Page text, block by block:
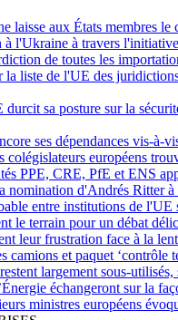
laisse aux États membres
à l'Ukraine à travers l'initiative
de toutes les
la liste de l'UE des
durcit sa posture sur la
ses dépendances vis-à-
colégislateurs européens
PPE, CRE, PfE et ENS
nomination d'Andrés Ritter à
entre institutions de l'UE
le terrain pour un débat
leur frustration face à la
camions et paquet ‘contrôle
largement sous-
échangeront sur la
ministres européens